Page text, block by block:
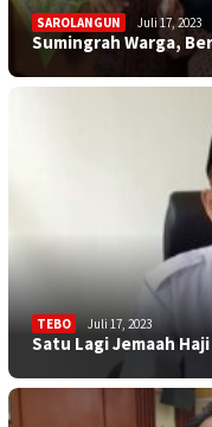
SAROLANGUN Juli 17, 2023
Sumingrah Warga,
TEBO Juli 17, 2023
Satu Lagi Jemaah